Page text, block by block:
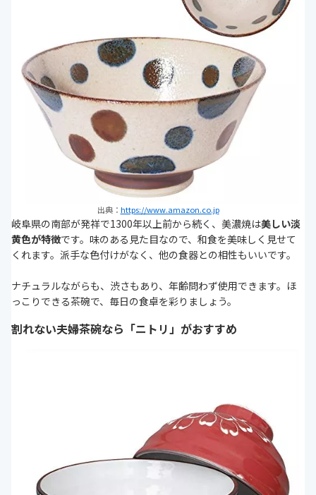
出典： https://www.amazon.co.jp
岐阜県の南部が発祥で1300年以上前から続く、美濃焼は美しい淡
黄色が特徴です。味のある見た目なので、和食を美味しく見せて
くれます。派手な色付けがなく、他の食器との相性もいいです。
ナチュラルながらも、渋さもあり、年齢問わず使用できます。ほ
っこりできる茶碗で、毎日の食卓を彩りましょう。
割れない夫婦茶碗なら「ニトリ」がおすすめ